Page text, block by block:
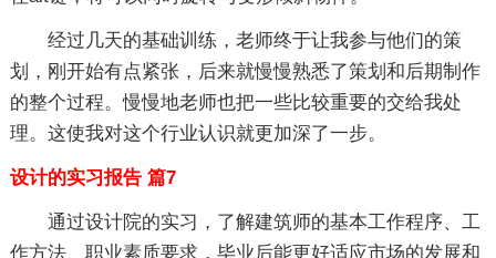
经过几天的基础训练，老师终于让我参与他们的策
划，刚开始有点紧张，后来就慢慢熟悉了策划和后期制作
的整个过程。慢慢地老师也把一些比较重要的交给我处
理。这使我对这个行业认识就更加深了一步。
设计的实习报告 篇7
通过设计院的实习，了解建筑师的基本工作程序、工
作方法、职业素质要求，毕业后能更好适应市场的发展和